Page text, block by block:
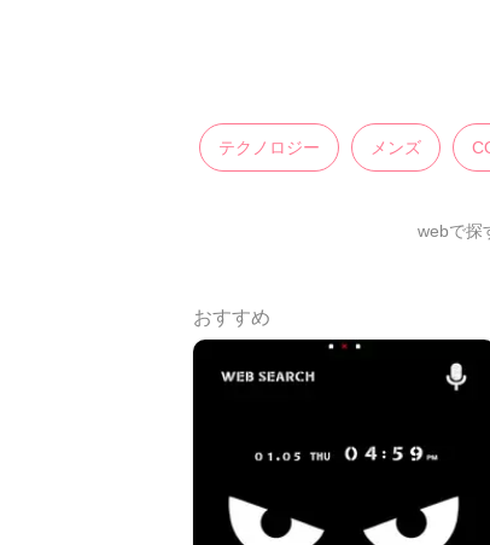
テクノロジー メンズ
webで探
おすすめ